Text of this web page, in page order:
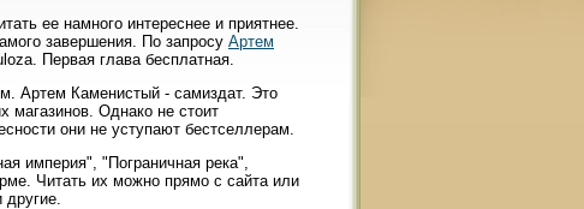
ее намного интереснее и приятнее.
завершения. По запросу Артем
Первая глава бесплатная.
Артем Каменистый - самиздат. Это
магазинов. Однако не стоит
они не уступают бестселлерам.
империя", "Пограничная река",
Читать их можно прямо с сайта или